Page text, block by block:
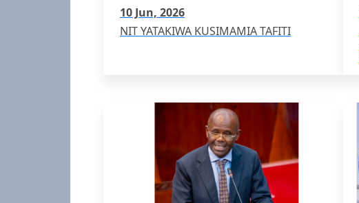
10 Jun, 2026
NIT YATAKIWA KUSIMAMIA TAFITI